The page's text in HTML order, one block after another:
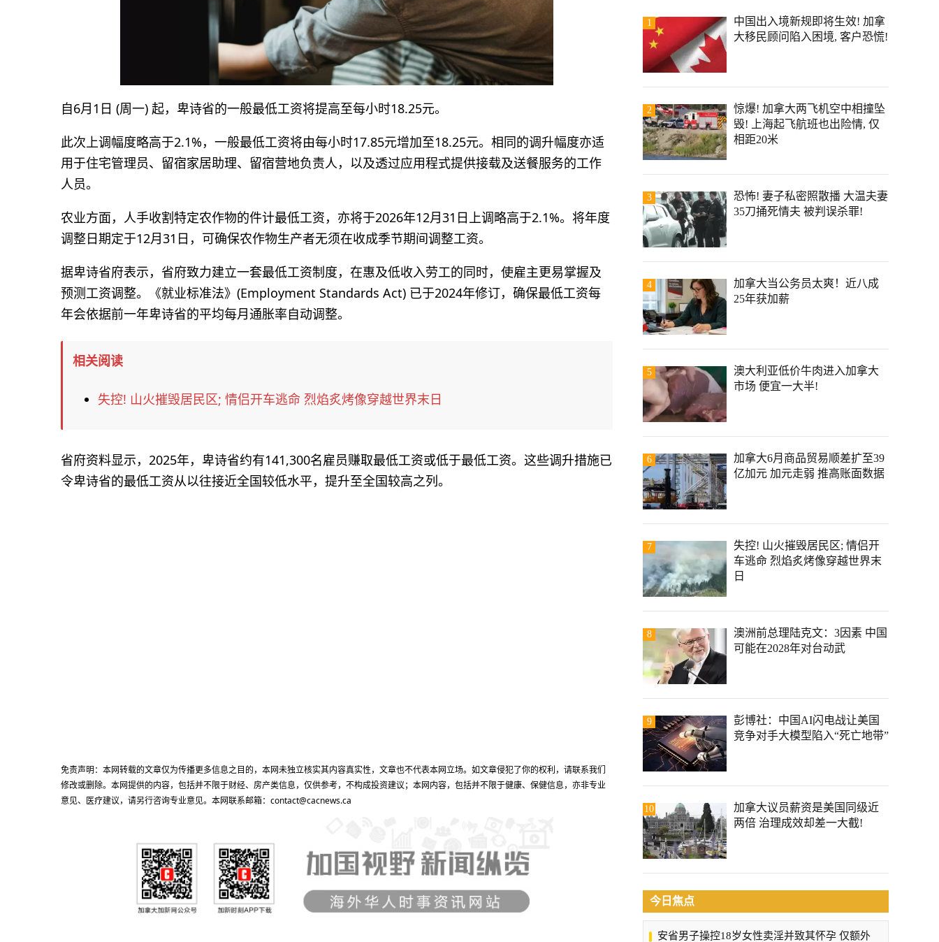
自6月1日 (周一) 起，卑诗省的一般最低工资将提高至每小时18.25元。
此次上调幅度略高于2.1%，一般最低工资将由每小时17.85元增加至18.25元。相同的调升幅度亦适
用于住宅管理员、留宿家居助理、留宿营地负责人，以及透过应用程式提供接载及送餐服务的工作
人员。
农业方面，人手收割特定农作物的件计最低工资，亦将于2026年12月31日上调略高于2.1%。将年度
调整日期定于12月31日，可确保农作物生产者无须在收成季节期间调整工资。
据卑诗省府表示，省府致力建立一套最低工资制度，在惠及低收入劳工的同时，使雇主更易掌握及
预测工资调整。《就业标准法》(Employment Standards Act) 已于2024年修订，确保最低工资每
年会依据前一年卑诗省的平均每月通胀率自动调整。
相关阅读
失控! 山火摧毁居民区; 情侣开车逃命 烈焰炙烤像穿越世界末日
省府资料显示，2025年，卑诗省约有141,300名雇员赚取最低工资或低于最低工资。这些调升措施已
令卑诗省的最低工资从以往接近全国较低水平，提升至全国较高之列。
免责声明：本网转载的文章仅为传播更多信息之目的，本网未独立核实其内容真实性，文章也不代表本网立场。如文章侵犯了你的权利，请联系我们
修改或删除。本网提供的内容，包括并不限于财经、房产类信息，仅供参考，不构成投资建议；本网内容，包括并不限于健康、保健信息，亦非专业
意见、医疗建议，请另行咨询专业意见。本网联系邮箱：contact@cacnews.ca
1
中国出入境新规即将生效! 加拿
大移民顾问陷入困境, 客户恐慌!
2
惊爆! 加拿大两飞机空中相撞坠
毁! 上海起飞航班也出险情, 仅
相距20米
3
恐怖! 妻子私密照散播 大温夫妻
35刀捅死情夫 被判误杀罪!
4
加拿大当公务员太爽！近八成
25年获加薪
5
澳大利亚低价牛肉进入加拿大
市场 便宜一大半!
6
加拿大6月商品贸易顺差扩至39
亿加元 加元走弱 推高账面数据
7
失控! 山火摧毁居民区; 情侣开
车逃命 烈焰炙烤像穿越世界末
日
8
澳洲前总理陆克文：3因素 中国
可能在2028年对台动武
9
彭博社：中国AI闪电战让美国
竞争对手大模型陷入“死亡地带”
10
加拿大议员薪资是美国同级近
两倍 治理成效却差一大截!
今日焦点
安省男子操控18岁女性卖淫并致其怀孕 仅额外